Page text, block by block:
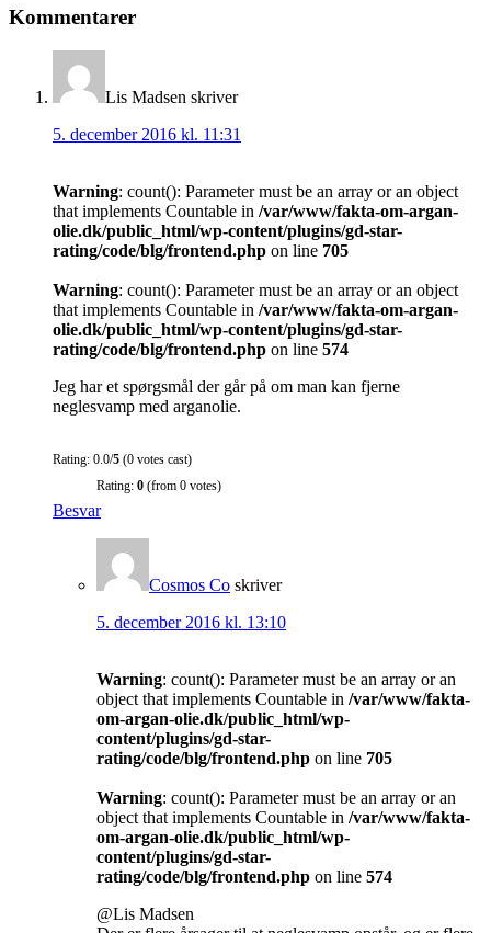
Kommentarer
Lis Madsen skriver
5. december 2016 kl. 11:31
Warning: count(): Parameter must be an array or an object
that implements Countable in /var/www/fakta-om-argan-
olie.dk/public_html/wp-content/plugins/gd-star-
rating/code/blg/frontend.php on line 705
Warning: count(): Parameter must be an array or an object
that implements Countable in /var/www/fakta-om-argan-
olie.dk/public_html/wp-content/plugins/gd-star-
rating/code/blg/frontend.php on line 574
Jeg har et spørgsmål der går på om man kan fjerne
neglesvamp med arganolie.
Rating: 0.0/5 (0 votes cast)
Rating: 0 (from 0 votes)
Besvar
Cosmos Co skriver
5. december 2016 kl. 13:10
Warning: count(): Parameter must be an array or an
object that implements Countable in /var/www/fakta-
om-argan-olie.dk/public_html/wp-
content/plugins/gd-star-
rating/code/blg/frontend.php on line 705
Warning: count(): Parameter must be an array or an
object that implements Countable in /var/www/fakta-
om-argan-olie.dk/public_html/wp-
content/plugins/gd-star-
rating/code/blg/frontend.php on line 574
@Lis Madsen